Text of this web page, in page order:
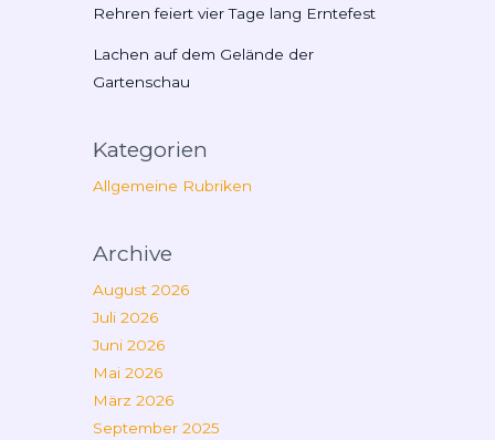
Rehren feiert vier Tage lang Erntefest
Lachen auf dem Gelände der
Gartenschau
Kategorien
Allgemeine Rubriken
Archive
August 2026
Juli 2026
Juni 2026
Mai 2026
März 2026
September 2025